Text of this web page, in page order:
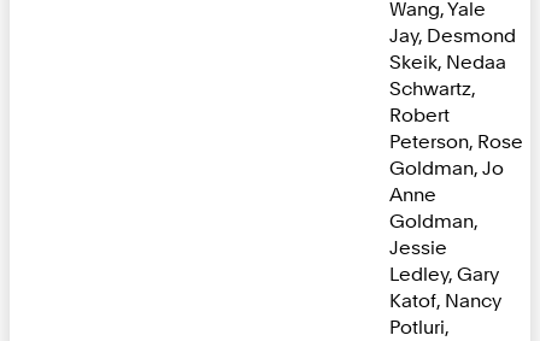
Wang, Yale
Jay, Desmond
Skeik, Nedaa
Schwartz,
Robert
Peterson, Rose
Goldman, Jo
Anne
Goldman,
Jessie
Ledley, Gary
Katof, Nancy
Potluri,